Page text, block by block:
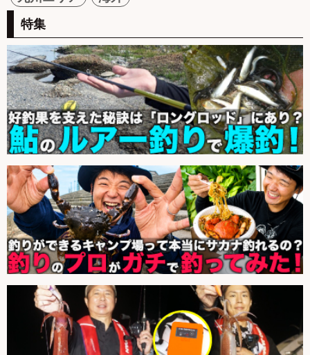
特集